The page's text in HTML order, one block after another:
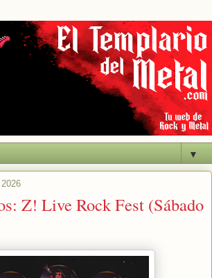
▼
Z! Live Rock Fest (Sábado